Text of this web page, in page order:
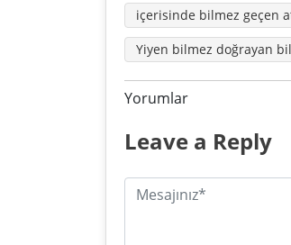
içerisinde bilmez geçen
Yiyen bilmez doğrayan
Yorumlar
Leave a Reply